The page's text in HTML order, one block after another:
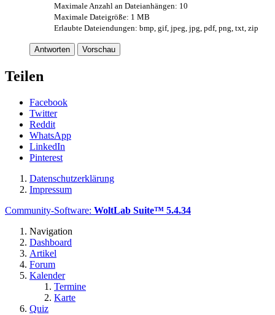
Maximale Anzahl an Dateianhängen: 10
Maximale Dateigröße: 1 MB
Erlaubte Dateiendungen: bmp, gif, jpeg, jpg, pdf, png, txt, zip
Antworten Vorschau
Teilen
Facebook
Twitter
Reddit
WhatsApp
LinkedIn
Pinterest
Datenschutzerklärung
Impressum
Community-Software: WoltLab Suite™ 5.4.34
Navigation
Dashboard
Artikel
Forum
Kalender
Termine
Karte
Quiz